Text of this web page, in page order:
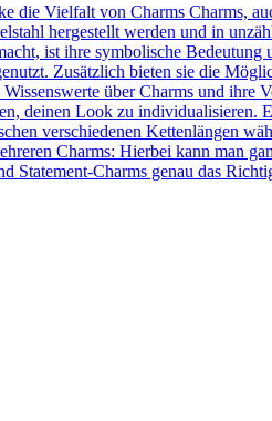
Vielfalt von Charms Charms,
hergestellt werden und in
ist ihre symbolische
Zusätzlich bieten sie die
über Charms und
deinen Look zu individualisieren.
verschiedenen Kettenlängen
Charms: Hierbei kann man
Statement-Charms genau das